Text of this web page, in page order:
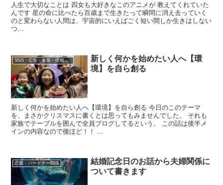
人生で大切なことは 四女も大好きなこのアニメが 教えてくれていた
んです 星の命に比べたら百歳まで生きたって瞬間に消え去っていく
のと変わらない ​人間は、宇宙的にいえばごく短い間しか生きはしない
つ...
SNS・広告・集客・情報発信
新しく何かを始めたい人へ【環
境】を自ら創る
新しく何かを始めたい人へ【環境】を自ら創る 今日のこのテーマ
を、まさかクリスマスに書くとは思ってもみませんでした。 それも
家族でテーブルを囲んで全員ブログしてるという。 この話は後半メ
インの内容なので後ほど！！ ...
恋愛・パートナー関係
結婚記念日のお話から夫婦関係に
ついて書きます